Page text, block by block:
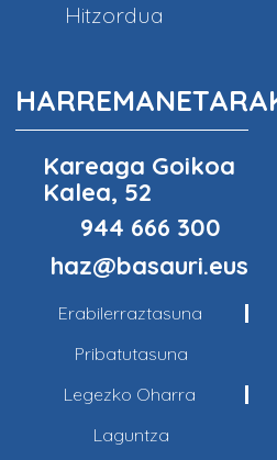
Hitzordua
Kareaga Goikoa
Kalea, 52
944 666 300
haz@basauri.eus
Erabilerraztasuna
Pribatutasuna
Legezko Oharra
Laguntza